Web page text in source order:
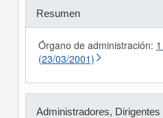
Resumen
Órgano de administración:
(23/03/2001)
Administradores,